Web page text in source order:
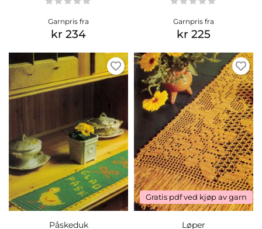
Garnpris fra
kr 234
Garnpris fra
kr 225
Påskeduk
Gratis pdf ved kjøp av garn
Løper